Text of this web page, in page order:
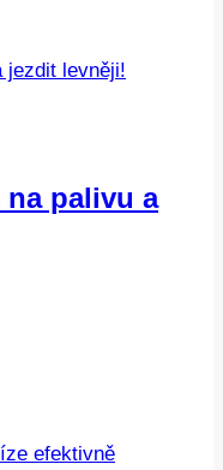
na palivu a